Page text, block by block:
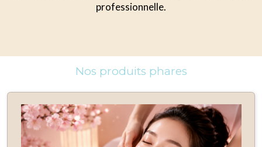
professionnelle.
Nos produits phares